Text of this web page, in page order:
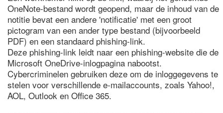
OneNote-bestand wordt geopend, maar de inhoud van de
notitie bevat een andere 'notificatie' met een groot
pictogram van een ander type bestand (bijvoorbeeld
PDF) en een standaard phishing-link.
Deze phishing-link leidt naar een phishing-website die de
Microsoft OneDrive-inlogpagina nabootst.
Cybercriminelen gebruiken deze om de inloggegevens te
stelen voor verschillende e-mailaccounts, zoals Yahoo!,
AOL, Outlook en Office 365.